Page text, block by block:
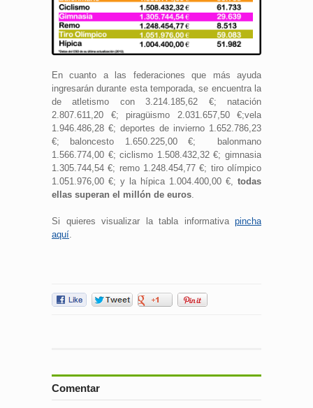
En cuanto a las federaciones que más ayuda
ingresarán durante esta temporada, se encuentra la
de atletismo con 3.214.185,62 €; natación
2.807.611,20 €; piragüismo 2.031.657,50 €;vela
1.946.486,28 €; deportes de invierno 1.652.786,23
€; baloncesto 1.650.225,00 €; balonmano
1.566.774,00 €; ciclismo 1.508.432,32 €; gimnasia
1.305.744,54 €; remo 1.248.454,77 €; tiro olímpico
1.051.976,00 €; y la hípica 1.004.400,00 €, todas
ellas superan el millón de euros
Si quieres visualizar la tabla informativa pincha
aquí
Comentar